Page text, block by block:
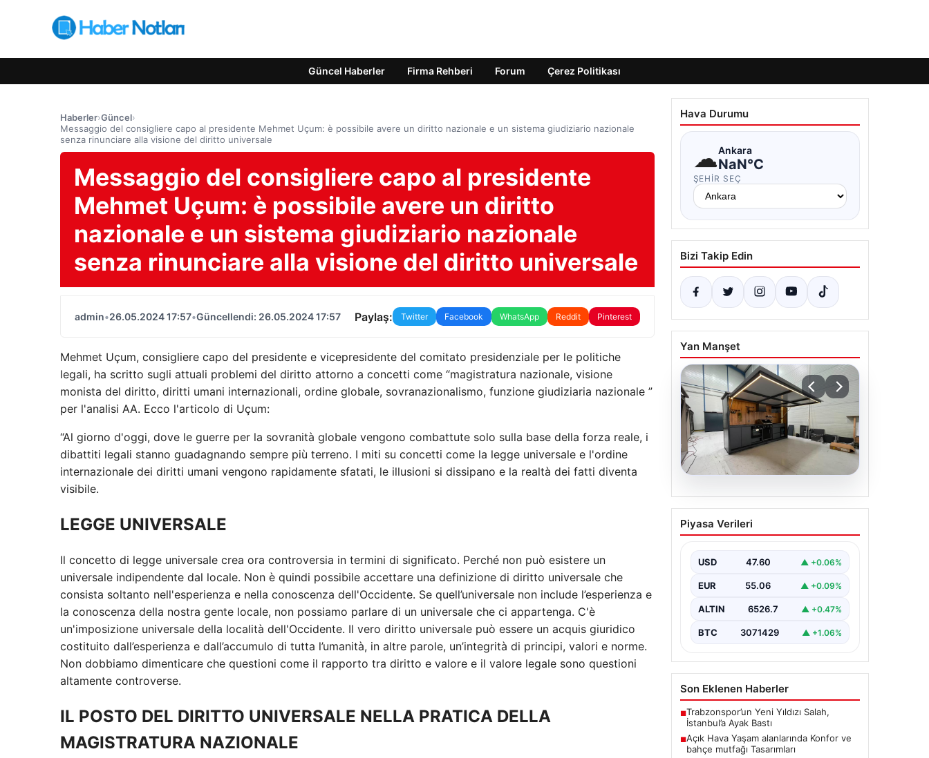
Güncel Haberler Firma Rehberi Forum Çerez Politikası
Haberler›Güncel›
Messaggio del consigliere capo al presidente Mehmet Uçum: è possibile avere un diritto nazionale e un sistema giudiziario nazionale
senza rinunciare alla visione del diritto universale
Messaggio del consigliere capo al presidente
Mehmet Uçum: è possibile avere un diritto
nazionale e un sistema giudiziario nazionale
senza rinunciare alla visione del diritto universale
admin•26.05.2024 17:57•Güncellendi: 26.05.2024 17:57 Paylaş: Twitter Facebook WhatsApp Reddit Pinterest
Mehmet Uçum, consigliere capo del presidente e vicepresidente del comitato presidenziale per le politiche
legali, ha scritto sugli attuali problemi del diritto attorno a concetti come “magistratura nazionale, visione
monista del diritto, diritti umani internazionali, ordine globale, sovranazionalismo, funzione giudiziaria nazionale ”
per l'analisi AA. Ecco l'articolo di Uçum:
“Al giorno d'oggi, dove le guerre per la sovranità globale vengono combattute solo sulla base della forza reale, i
dibattiti legali stanno guadagnando sempre più terreno. I miti su concetti come la legge universale e l'ordine
internazionale dei diritti umani vengono rapidamente sfatati, le illusioni si dissipano e la realtà dei fatti diventa
visibile.
LEGGE UNIVERSALE
Il concetto di legge universale crea ora controversia in termini di significato. Perché non può esistere un
universale indipendente dal locale. Non è quindi possibile accettare una definizione di diritto universale che
consista soltanto nell'esperienza e nella conoscenza dell'Occidente. Se quell’universale non include l’esperienza e
la conoscenza della nostra gente locale, non possiamo parlare di un universale che ci appartenga. C'è
un'imposizione universale della località dell'Occidente. Il vero diritto universale può essere un acquis giuridico
costituito dall’esperienza e dall’accumulo di tutta l’umanità, in altre parole, un’integrità di principi, valori e norme.
Non dobbiamo dimenticare che questioni come il rapporto tra diritto e valore e il valore legale sono questioni
altamente controverse.
IL POSTO DEL DIRITTO UNIVERSALE NELLA PRATICA DELLA
MAGISTRATURA NAZIONALE
Hava Durumu
☁Ankara
NaN°C
ŞEHIR SEÇ
Bizi Takip Edin
Yan Manşet
04.08.2026
Açık Hava Yaşam
alanlarında Konfor ve
Tasarımları
Belli ki bahçe dinlenme alanları,
villaların en önemli alanlarından
biri durumuna ulaşmıştır. Bahçeyle
uyumlu…
Piyasa Verileri
USD 47.60 ▲ +0.06%
EUR 55.06 ▲ +0.09%
ALTIN 6526.7 ▲ +0.47%
BTC 3071429 ▲ +1.06%
Son Eklenen Haberler
■Trabzonspor’un Yeni Yıldızı Salah,
İstanbul’a Ayak Bastı
■Açık Hava Yaşam alanlarında Konfor ve
bahçe mutfağı Tasarımları